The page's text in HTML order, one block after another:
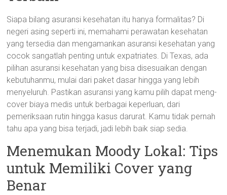
Siapa bilang asuransi kesehatan itu hanya formalitas? Di
negeri asing seperti ini, memahami perawatan kesehatan
yang tersedia dan mengamankan asuransi kesehatan yang
cocok sangatlah penting untuk expatriates. Di Texas, ada
pilihan asuransi kesehatan yang bisa disesuaikan dengan
kebutuhanmu, mulai dari paket dasar hingga yang lebih
menyeluruh. Pastikan asuransi yang kamu pilih dapat meng-
cover biaya medis untuk berbagai keperluan, dari
pemeriksaan rutin hingga kasus darurat. Kamu tidak pernah
tahu apa yang bisa terjadi, jadi lebih baik siap sedia.
Menemukan Moody Lokal: Tips
untuk Memiliki Cover yang
Benar